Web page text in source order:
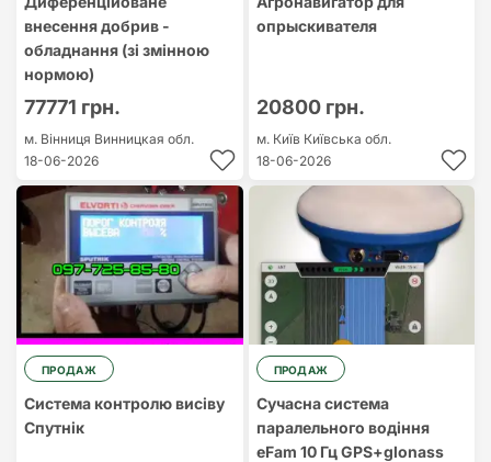
внесення добрив -
обладнання (зі змінною
нормою)
77771 грн.
м. Вінниця Винницкая обл.
18-06-2026
опрыскивателя
20800 грн.
м. Київ Київська обл.
18-06-2026
ПРОДАЖ
Система контролю висіву
Спутнік
ПРОДАЖ
Сучасна система
паралельного водіння
eFam 10 Гц GPS+glonass